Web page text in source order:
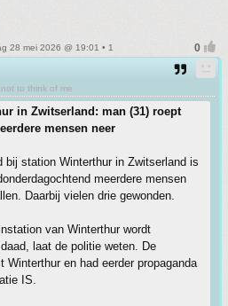
28 mei 2026 @ 19:01 • 1
not to think of me
in Zwitserland: man (31) roept
mensen neer
bij station Winterthur in Zwitserland is
meerdere mensen
Daarbij vielen drie gewonden.
van Winterthur wordt
laat de politie weten. De
Winterthur en had eerder propaganda
IS.